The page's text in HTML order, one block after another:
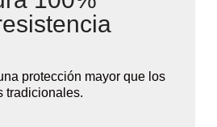
protección mayor que los
tradicionales.